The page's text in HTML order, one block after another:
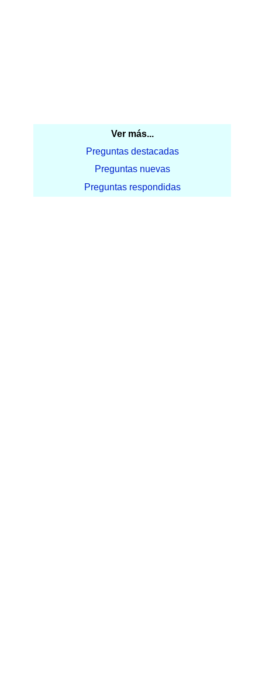
Ver más...
Preguntas destacadas
Preguntas nuevas
Preguntas respondidas